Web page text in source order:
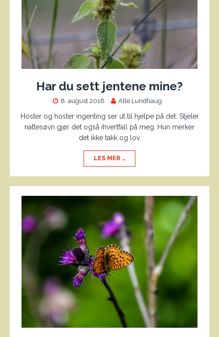
Har du sett jentene mine?
8. august 2018 Atle Lundhaug
Hoster og hoster ingenting ser ut til hjelpe på det. Stjeler
nattesøvn gjør det også ihvertfall på meg. Hun merker
det ikke takk og lov.
LES MER …